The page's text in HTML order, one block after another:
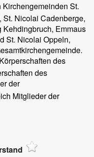
St.
Nicolai Cadenberge,
Kehdingbruch, Emmaus
St. Nicolai Oppeln,
des
des
der
Mitglieder der